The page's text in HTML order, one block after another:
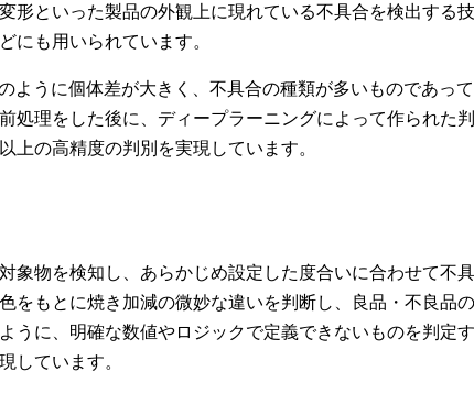
形といった製品の外観上に現れている不具合を検出する
にも用いられています。
ように個体差が大きく、不具合の種類が多いものであっ
処理をした後に、ディープラーニングによって作られた
上の高精度の判別を実現しています。
象物を検知し、あらかじめ設定した度合いに合わせて不
をもとに焼き加減の微妙な違いを判断し、良品・不良品
うに、明確な数値やロジックで定義できないものを判定
しています。